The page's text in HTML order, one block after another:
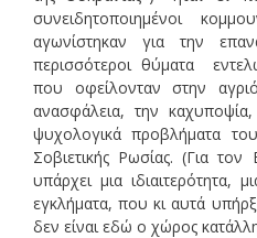
συνειδητοποιημένοι
αγωνίστηκαν για την
περισσότεροι θύματα
που οφείλονταν στην
ανασφάλεια, την
ψυχολογικά προβλήματα
Σοβιετικής Ρωσίας. (Για
υπάρχει μια ιδιαιτερότητα,
εγκλήματα, που κι αυτά
δεν είναι εδώ ο χώρος